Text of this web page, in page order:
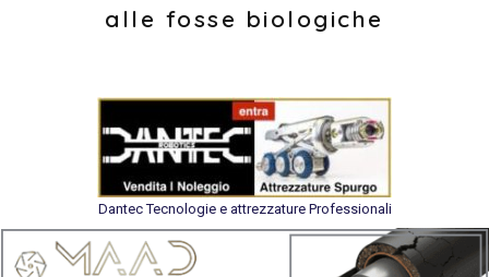
alle fosse biologiche
Dantec Tecnologie e attrezzature Professionali